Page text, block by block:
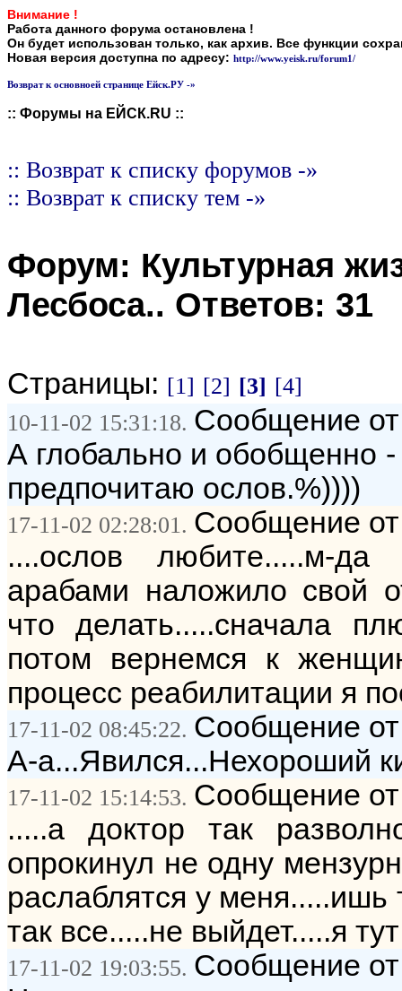
Внимание !
Работа данного форума остановлена !
Он будет использован только, как архив. Все функции
Новая версия доступна по адресу: http://www.yeisk.ru/forum1/
Возврат к основноей странице Ейск.РУ -»
:: Форумы на ЕЙСК.RU ::
:: Возврат к списку форумов -»
:: Возврат к списку тем -»
Форум: Культурная
Лесбоса.. Ответов: 31
Страницы: [1] [2] [3] [4]
10-11-02 15:31:18. Сообщение
А глобально и обобщенно
предпочитаю ослов.%))))
17-11-02 02:28:01. Сообщение
....ослов любите.....м-да
арабами наложило свой
что делать.....сначала
потом вернемся к
процесс реабилитации я
17-11-02 08:45:22. Сообщение
А-а...Явился...Нехороший
17-11-02 15:14:53. Сообщение
.....а доктор так
опрокинул не одну
раслаблятся у
так все.....не выйдет.....я
17-11-02 19:03:55. Сообщение